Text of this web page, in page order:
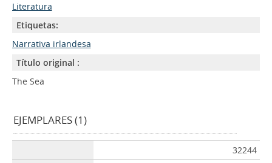
Literatura
Etiquetas:
Narrativa irlandesa
Título original :
The Sea
EJEMPLARES (1)
32244